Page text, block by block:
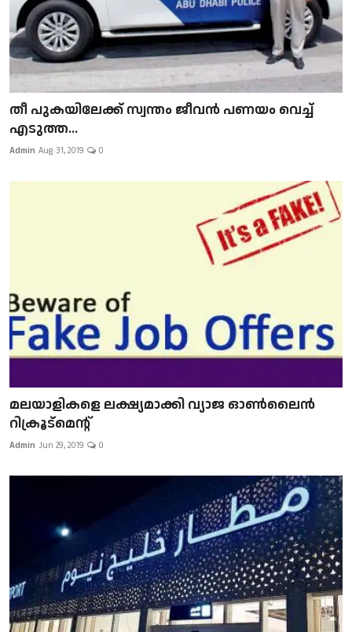
​​​​​​​തീ പുകയിലേക്ക് സ്വന്തം ജീവന്‍ പണയം വെച്ച്
എടുത്ത...
Admin Aug 31, 2019 0
മലയാളികളെ ലക്ഷ്യമാക്കി വ്യാജ ഓൺലൈൻ
റിക്രൂട്മെന്റ്
Admin Jun 29, 2019 0